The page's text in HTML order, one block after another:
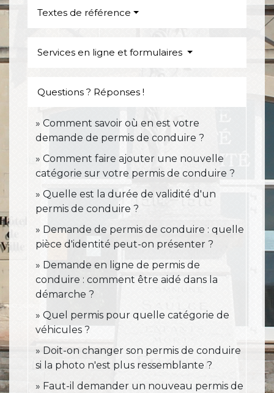
Textes de référence
Services en ligne et formulaires
Questions ? Réponses !
Comment savoir où en est votre
demande de permis de conduire ?
Comment faire ajouter une nouvelle
catégorie sur votre permis de conduire ?
Quelle est la durée de validité d'un
permis de conduire ?
Demande de permis de conduire : quelle
pièce d'identité peut-on présenter ?
Demande en ligne de permis de
conduire : comment être aidé dans la
démarche ?
Quel permis pour quelle catégorie de
véhicules ?
Doit-on changer son permis de conduire
si la photo n'est plus ressemblante ?
Faut-il demander un nouveau permis de